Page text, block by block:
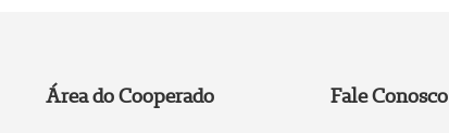
Área do Cooperado Fale Conosco